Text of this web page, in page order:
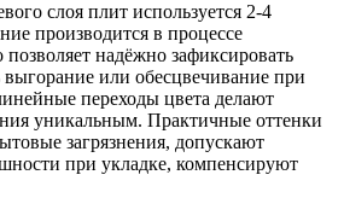
слоя плит используется 2-4
производится в процессе
позволяет надёжно зафиксировать
выгорание или обесцвечивание при
переходы цвета делают
уникальным. Практичные оттенки
загрязнения, допускают
при укладке, компенсируют